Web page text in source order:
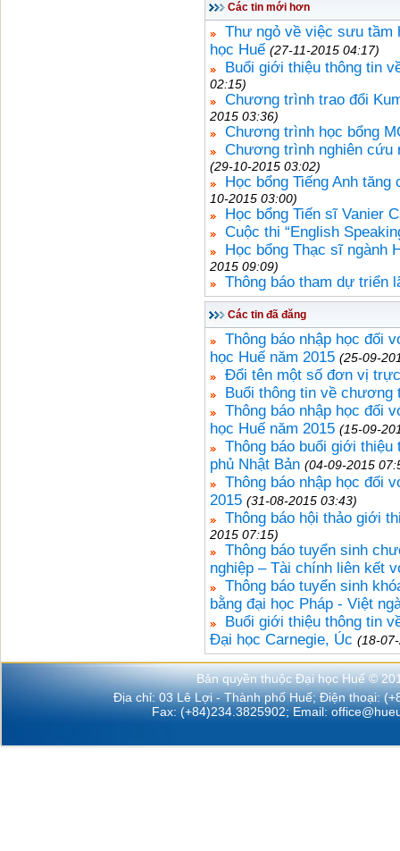
Các tin mới hơn
Thư ngỏ về việc sưu tầm
học Huế (27-11-2015 04:17)
Buổi giới thiệu thông tin
02:15)
Chương trình trao đổi
2015 03:36)
Chương trình học bổng
Chương trình nghiên cứu
(29-10-2015 03:02)
Học bổng Tiếng Anh
10-2015 03:00)
Học bổng Tiến sĩ Vanier
Cuộc thi “English
Học bổng Thạc sĩ ngành
2015 09:09)
Thông báo tham dự triển
Các tin đã đăng
Thông báo nhập học đối
học Huế năm 2015 (25-09-
Đổi tên một số đơn vị
Buổi thông tin về chương
Thông báo nhập học đối
học Huế năm 2015 (15-09-
Thông báo buổi giới
phủ Nhật Bản (04-09-2015
Thông báo nhập học đối
2015 (31-08-2015 03:43)
Thông báo hội thảo giới
2015 07:15)
Thông báo tuyển sinh
nghiệp – Tài chính liên kết
Thông báo tuyển sinh
bằng đại học Pháp - Việt
Buổi giới thiệu thông tin
Đại học Carnegie, Úc (18-
Bản quyền thuộc Đại học Huế ©
Địa chỉ: 03 Lê Lợi - Thành phố Huế; Điện thoại:
Fax: (+84)234.3825902; Email: